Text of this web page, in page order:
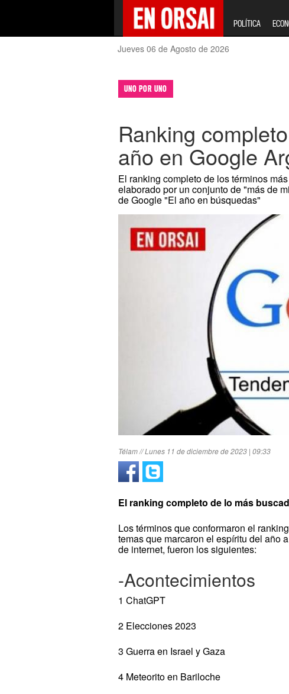
POLÍTICA
Jueves 06 de Agosto de 2026
UNO POR UNO
Ranking
año en Google
El ranking completo de los términos
elaborado por un conjunto de "más de
de Google "El año en búsquedas"
Télam // Lunes 11 de diciembre de 2023 | 09:33
El ranking completo de lo más
Los términos que conformaron el
temas que marcaron el espíritu del año
de internet, fueron los siguientes:
-Acontecimientos
1 ChatGPT
2 Elecciones 2023
3 Guerra en Israel y Gaza
4 Meteorito en Bariloche